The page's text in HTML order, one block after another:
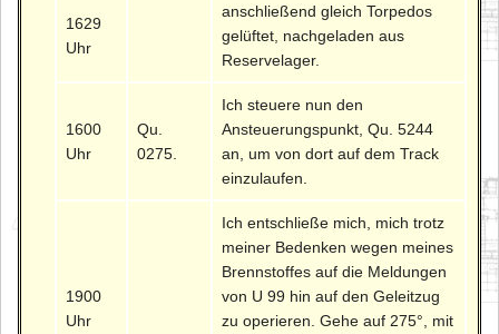
1629
Uhr
anschließend gleich Torpedos
gelüftet, nachgeladen aus
Reservelager.
1600
Uhr
Qu.
0275.
Ich steuere nun den
Ansteuerungspunkt, Qu. 5244
an, um von dort auf dem Track
einzulaufen.
1900
Uhr
Ich entschließe mich, mich trotz
meiner Bedenken wegen meines
Brennstoffes auf die Meldungen
von U 99 hin auf den Geleitzug
zu operieren. Gehe auf 275°, mit